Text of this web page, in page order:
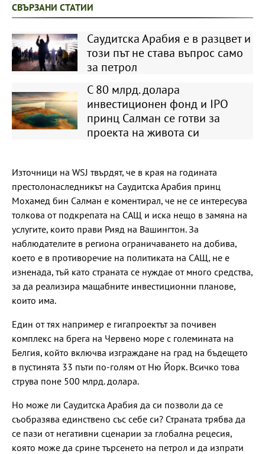
СВЪРЗАНИ СТАТИИ
Саудитска Арабия е в разцвет и
този път не става въпрос само
за петрол
С 80 млрд. долара
инвестиционен фонд и IPO
принц Салман се готви за
проекта на живота си
Източници на WSJ твърдят, че в края на годината
престолонаследникът на Саудитска Арабия принц
Мохамед бин Салман е коментирал, че не се интересува
толкова от подкрепата на САЩ и иска нещо в замяна на
услугите, които прави Рияд на Вашингтон. За
наблюдателите в региона ограничаването на добива,
което е в противоречие на политиката на САЩ, не е
изненада, тъй като страната се нуждае от много средства,
за да реализира мащабните инвестиционни планове,
които има.
Един от тях например е гигапроектът за почивен
комплекс на брега на Червено море с големината на
Белгия, който включва изграждане на град на бъдещето
в пустинята 33 пъти по-голям от Ню Йорк. Всичко това
струва поне 500 млрд. долара.
Но може ли Саудитска Арабия да си позволи да се
съобразява единствено със себе си? Страната трябва да
се пази от негативни сценарии за глобална рецесия,
която може да срине търсенето на петрол и да изпрати